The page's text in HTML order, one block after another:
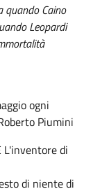
quando Caino
Leopardi
ogni
Piumini
L'inventore di
di niente di